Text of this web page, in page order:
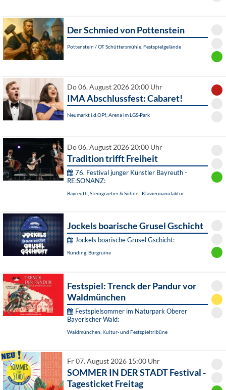
Der Schmied von Pottenstein
Pottenstein / OT Schüttersmühle, Festspielgelände
Do 06. August 2026 20:00 Uhr
IMA Abschlussfest: Cabaret!
Neumarkt i.d.OPf., Arena im LGS-Park
Do 06. August 2026 20:00 Uhr
Tradition trifft Freiheit
76. Festival junger Künstler Bayreuth -
RE:SONANZ:
Bayreuth, Steingraeber & Söhne - Klaviermanufaktur
Jockels boarische Grusel Gschicht
Jockels boarische Grusel Gschicht:
Runding, Burgruine
Festspiel: Trenck der Pandur vor
Waldmünchen
Festspielsommer im Naturpark Oberer
Bayerischer Wald:
Waldmünchen, Kultur- und Festspieltribüne
Fr 07. August 2026 15:00 Uhr
SOMMER IN DER STADT Festival -
Tagesticket Freitag